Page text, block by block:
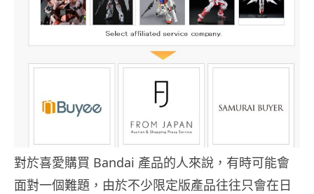
對於喜愛購買 Bandai 產品的人來說，有時可能會
面對一個難題，由於不少限定版產品往往只會在日